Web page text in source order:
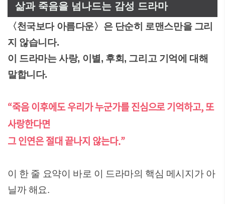
삶과 죽음을 넘나드는 감성 드라마
〈천국보다 아름다운〉은 단순히 로맨스만을 그리
지 않습니다.
이 드라마는 사랑, 이별, 후회, 그리고 기억에 대해
말합니다.
“죽음 이후에도 우리가 누군가를 진심으로 기억하고, 또
사랑한다면
그 인연은 절대 끝나지 않는다.”
이 한 줄 요약이 바로 이 드라마의 핵심 메시지가 아
닐까 해요.